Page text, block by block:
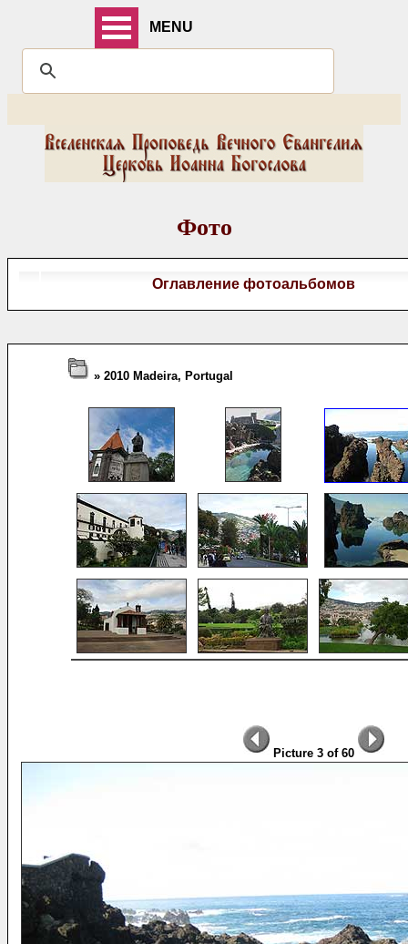
MENU
Фото
Оглавление фотоальбомов
» 2010 Madeira, Portugal
Picture 3 of 60